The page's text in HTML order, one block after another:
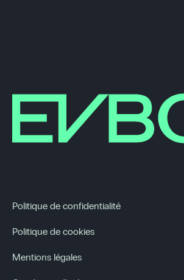
Politique de confidentialité
Politique de cookies
Mentions légales